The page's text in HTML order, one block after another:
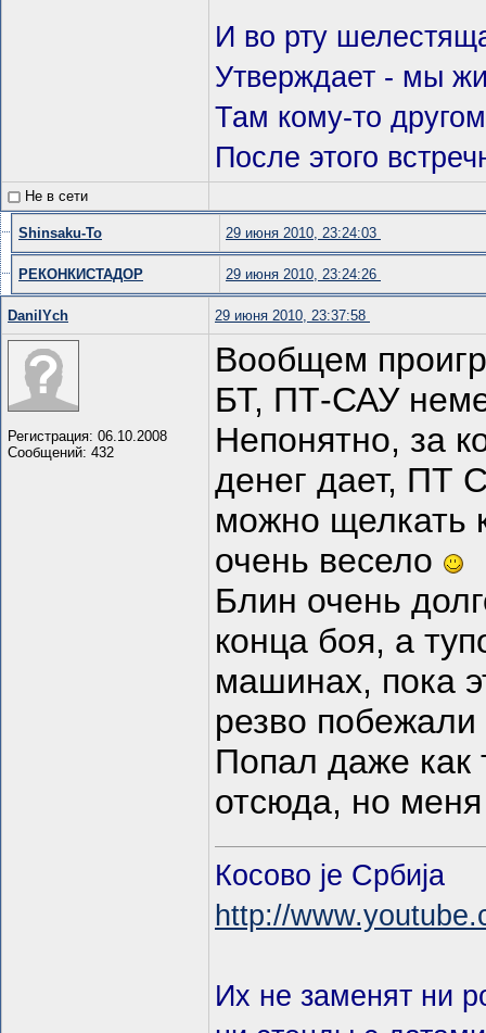
И во рту
Утверждает - мы
Там кому-то
После этого
Не в сети
Shinsaku-To 29 июня 2010, 23:24:03
РЕКОНКИСТАДОР 29 июня 2010, 23:24:26
DanilYch 29 июня 2010, 23:37:58
Регистрация: 06.10.2008
Сообщений: 432
Вообщем
БТ, ПТ-САУ
Непонятно, за
денег дает, ПТ
можно щелкать
очень весело
Блин очень
конца боя, а
машинах, пока
резво
Попал даже как
отсюда, но
Косово je Србиja
http://
Их не заменят ни